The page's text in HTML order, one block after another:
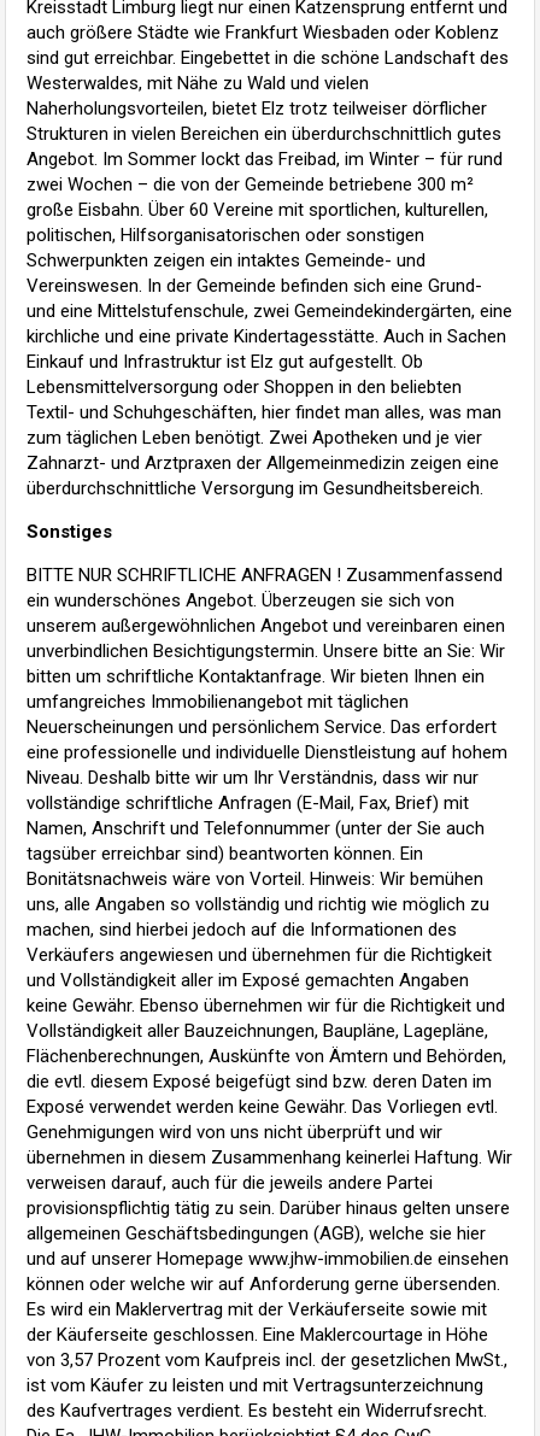
Kreisstadt Limburg liegt nur einen Katzensprung entfernt und
auch größere Städte wie Frankfurt Wiesbaden oder Koblenz
sind gut erreichbar. Eingebettet in die schöne Landschaft des
Westerwaldes, mit Nähe zu Wald und vielen
Naherholungsvorteilen, bietet Elz trotz teilweiser dörflicher
Strukturen in vielen Bereichen ein überdurchschnittlich gutes
Angebot. Im Sommer lockt das Freibad, im Winter – für rund
zwei Wochen – die von der Gemeinde betriebene 300 m²
große Eisbahn. Über 60 Vereine mit sportlichen, kulturellen,
politischen, Hilfsorganisatorischen oder sonstigen
Schwerpunkten zeigen ein intaktes Gemeinde- und
Vereinswesen. In der Gemeinde befinden sich eine Grund-
und eine Mittelstufenschule, zwei Gemeindekindergärten, eine
kirchliche und eine private Kindertagesstätte. Auch in Sachen
Einkauf und Infrastruktur ist Elz gut aufgestellt. Ob
Lebensmittelversorgung oder Shoppen in den beliebten
Textil- und Schuhgeschäften, hier findet man alles, was man
zum täglichen Leben benötigt. Zwei Apotheken und je vier
Zahnarzt- und Arztpraxen der Allgemeinmedizin zeigen eine
überdurchschnittliche Versorgung im Gesundheitsbereich.
Sonstiges
BITTE NUR SCHRIFTLICHE ANFRAGEN ! Zusammenfassend
ein wunderschönes Angebot. Überzeugen sie sich von
unserem außergewöhnlichen Angebot und vereinbaren einen
unverbindlichen Besichtigungstermin. Unsere bitte an Sie: Wir
bitten um schriftliche Kontaktanfrage. Wir bieten Ihnen ein
umfangreiches Immobilienangebot mit täglichen
Neuerscheinungen und persönlichem Service. Das erfordert
eine professionelle und individuelle Dienstleistung auf hohem
Niveau. Deshalb bitte wir um Ihr Verständnis, dass wir nur
vollständige schriftliche Anfragen (E-Mail, Fax, Brief) mit
Namen, Anschrift und Telefonnummer (unter der Sie auch
tagsüber erreichbar sind) beantworten können. Ein
Bonitätsnachweis wäre von Vorteil. Hinweis: Wir bemühen
uns, alle Angaben so vollständig und richtig wie möglich zu
machen, sind hierbei jedoch auf die Informationen des
Verkäufers angewiesen und übernehmen für die Richtigkeit
und Vollständigkeit aller im Exposé gemachten Angaben
keine Gewähr. Ebenso übernehmen wir für die Richtigkeit und
Vollständigkeit aller Bauzeichnungen, Baupläne, Lagepläne,
Flächenberechnungen, Auskünfte von Ämtern und Behörden,
die evtl. diesem Exposé beigefügt sind bzw. deren Daten im
Exposé verwendet werden keine Gewähr. Das Vorliegen evtl.
Genehmigungen wird von uns nicht überprüft und wir
übernehmen in diesem Zusammenhang keinerlei Haftung. Wir
verweisen darauf, auch für die jeweils andere Partei
provisionspflichtig tätig zu sein. Darüber hinaus gelten unsere
allgemeinen Geschäftsbedingungen (AGB), welche sie hier
und auf unserer Homepage www.jhw-immobilien.de einsehen
können oder welche wir auf Anforderung gerne übersenden.
Es wird ein Maklervertrag mit der Verkäuferseite sowie mit
der Käuferseite geschlossen. Eine Maklercourtage in Höhe
von 3,57 Prozent vom Kaufpreis incl. der gesetzlichen MwSt.,
ist vom Käufer zu leisten und mit Vertragsunterzeichnung
des Kaufvertrages verdient. Es besteht ein Widerrufsrecht.